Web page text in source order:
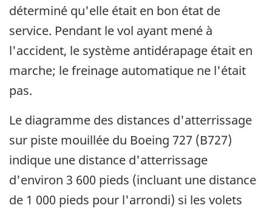
déterminé qu'elle était en bon état de
service. Pendant le vol ayant mené à
l'accident, le système antidérapage était en
marche; le freinage automatique ne l'était
pas.
Le diagramme des distances d'atterrissage
sur piste mouillée du Boeing 727 (B727)
indique une distance d'atterrissage
d'environ 3 600 pieds (incluant une distance
de 1 000 pieds pour l'arrondi) si les volets